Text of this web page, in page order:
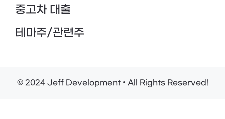
중고차 대출
테마주/관련주
© 2024 Jeff Development • All Rights Reserved!